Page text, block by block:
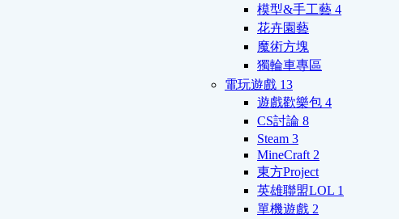
模型&手工藝 4
花卉園藝
魔術方塊
獨輪車專區
電玩遊戲 13
遊戲歡樂包 4
CS討論 8
Steam 3
MineCraft 2
東方Project
英雄聯盟LOL 1
單機遊戲 2